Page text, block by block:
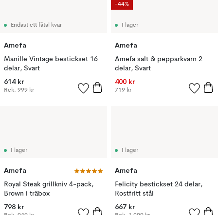
Endast ett fåtal kvar
Amefa
Manille Vintage bestickset 16
delar, Svart
614 kr
Rek. 999 kr
I lager
Amefa
Amefa salt & pepparkvarn 2
delar, Svart
400 kr
719 kr
-44%
I lager
Amefa
Royal Steak grillkniv 4-pack,
Brown i träbox
798 kr
I lager
Amefa
Felicity bestickset 24 delar,
Rostfritt stål
667 kr